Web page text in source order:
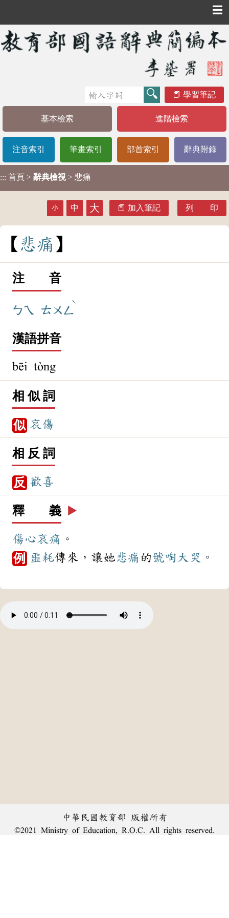
☰
學習筆記
基本檢索 進階檢索
注音索引 筆畫索引 部首索引 辭典附錄
::: 首頁 > 辭典檢視 > 悲痛
小 中 大 加入筆記 列 印
悲痛
注 音
ㄅㄟ ㄊㄨㄥ
ˋ
漢語拼音
bēi tòng
相 似 詞
似 哀傷
相 反 詞
反 歡喜
釋 義 ▶️
傷心哀痛 。
例 噩耗傳來，讓她悲痛 的號啕大哭 。
中華民國教育部 版權所有
©2021 Ministry of Education, R.O.C. All rights reserved.